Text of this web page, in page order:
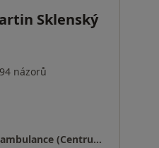
Sklenský
názorů
MEDAPO.cz, s.r.o - ortopedická ambulance (Centrum lékařské péče, 1.NP)